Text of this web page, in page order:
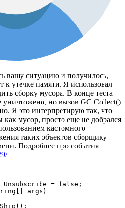
вашу ситуацию и получилось,
к утечке памяти. Я использовал
сборку мусора. В конце теста
уничтожено, но вызов GC.Collect()
Я это интерпретирую так, что
как мусор, просто еще не добрался
кастомного
таких объектов сборщику
Подробнее про события
Unsubscribe = false;
args)